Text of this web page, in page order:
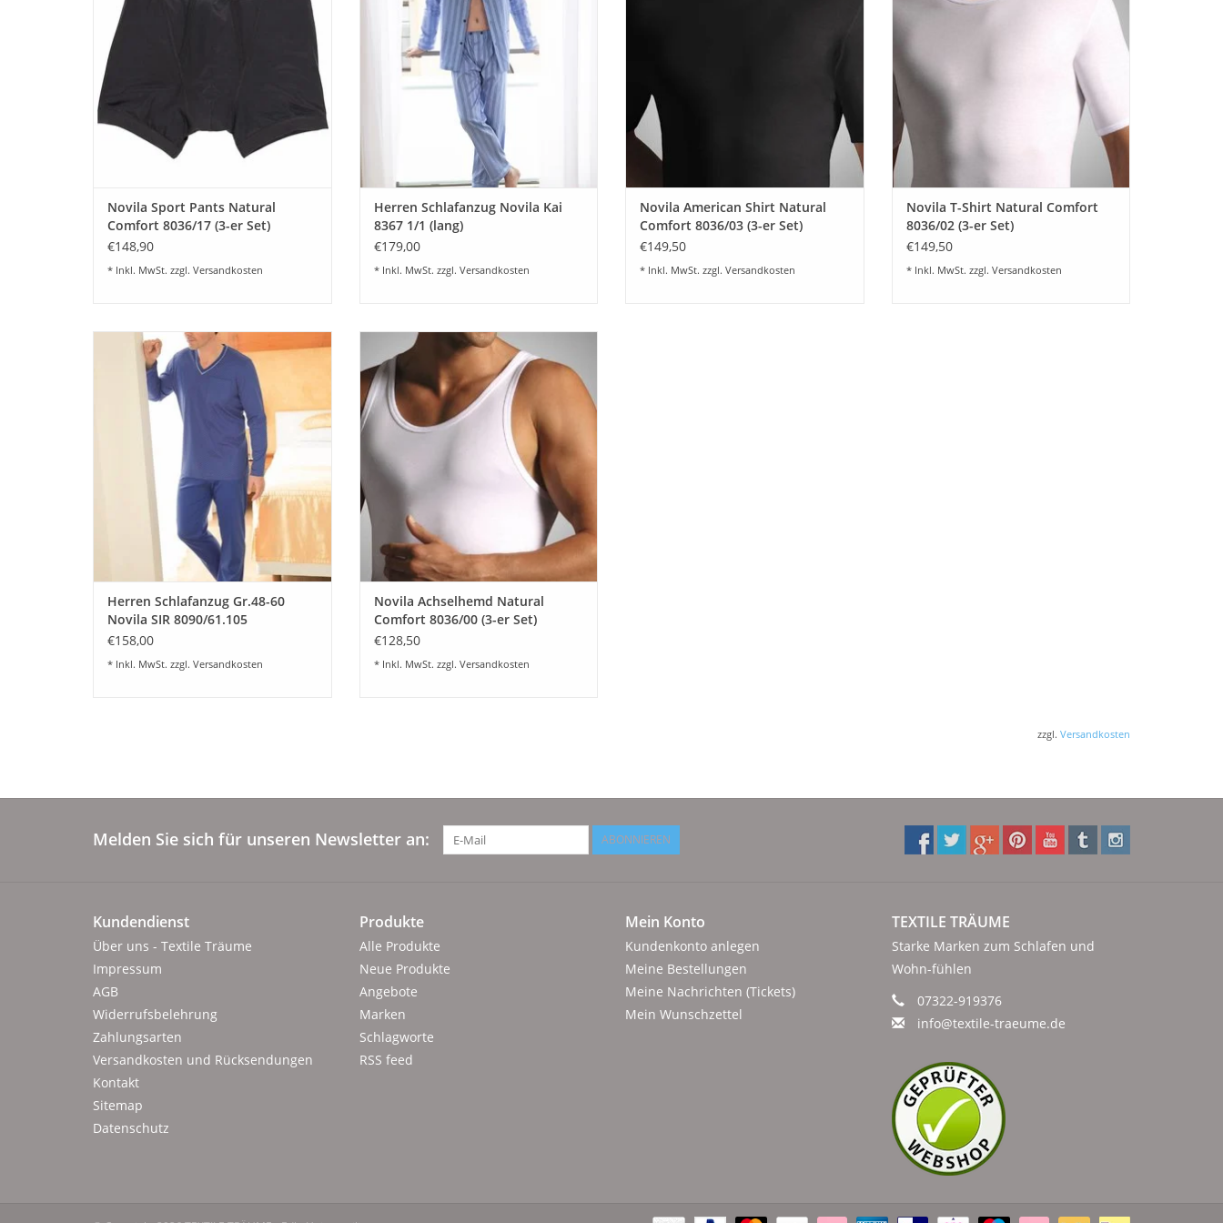
atmungsaktive und hautfreundliche Qualität. Das Material sorgt für ein angenehmes
Waschbar bei 40 °C im Schonwaschgang
Feinwaschmittel verwenden
Bei niedriger Temperatur bügeln
Trocknergeeignet im Schonprogramm
Nicht chemisch reinigen
Novila Sport Pants Natural
Comfort 8036/17 (3-er Set)
€148,90
* Inkl. MwSt. zzgl. Versandkosten
Ärmeln und kurzer Hose lieferbar)
Auch in Übergrößen Größe 48-60 und 98-
110
ZUM WARENKORB HINZUFÜGEN
Herren Schlafanzug Novila Kai
8367 1/1 (lang)
€179,00
* Inkl. MwSt. zzgl. Versandkosten
Novila American Shirt Natural
Comfort 8036/03 (3-er Set)
€149,50
* Inkl. MwSt. zzgl. Versandkosten
Novila T-Shirt Natural Comfort
8036/02 (3-er Set)
€149,50
* Inkl. MwSt. zzgl. Versandkosten
Schöner eleganter Herren Pyjama SIR 8090
mit langer Hose und langen Ärmeln.
Oberteil Feinjersey Krawattendruck Druck,
Hose Feinjersey Uni passend.
ZUM WARENKORB HINZUFÜGEN
Herren Schlafanzug Gr.48-60
Novila SIR 8090/61.105
€158,00
* Inkl. MwSt. zzgl. Versandkosten
Natural Comfort Achselhemd - Feinste
Tagwäsche für Herren von Novila -
Angenehmer Tragekomfort und Top
Qualität im 3-er Set Farbe weiß
ZUM WARENKORB HINZUFÜGEN
Novila Achselhemd Natural
Comfort 8036/00 (3-er Set)
€128,50
* Inkl. MwSt. zzgl. Versandkosten
zzgl. Versandkosten
Melden Sie sich für unseren Newsletter an: ABONNIEREN
Kundendienst
Über uns - Textile Träume
Impressum
AGB
Widerrufsbelehrung
Zahlungsarten
Versandkosten und Rücksendungen
Kontakt
Sitemap
Datenschutz
Produkte
Alle Produkte
Neue Produkte
Angebote
Marken
Schlagworte
RSS feed
Mein Konto
Kundenkonto anlegen
Meine Bestellungen
Meine Nachrichten (Tickets)
Mein Wunschzettel
TEXTILE TRÄUME
Starke Marken zum Schlafen und
Wohn-fühlen
07322-919376
info@textile-traeume.de